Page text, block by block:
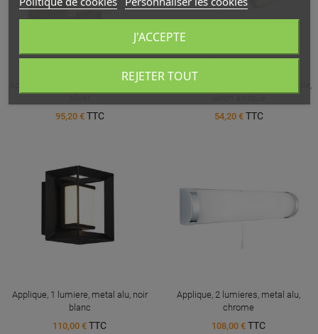
Applique, 1 lumiere, metal alu, satin
95,20 € TTC
54,20 € TTC
Applique, 1 lumiere, metal alu, noir
blanc
110,00 € TTC
Applique, 2 lumieres, metal alu,
chrome
108,00 € TTC
REJETER TOUT
J'ACCEPTE